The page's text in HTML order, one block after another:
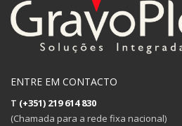
ENTRE EM CONTACTO
T (+351) 219 614 830
(Chamada para a rede fixa nacional)